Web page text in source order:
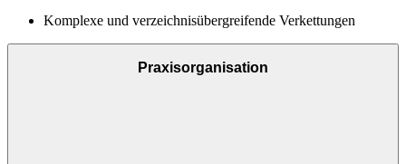
Komplexe und verzeichnisübergreifende Verkettungen
Praxisorganisation